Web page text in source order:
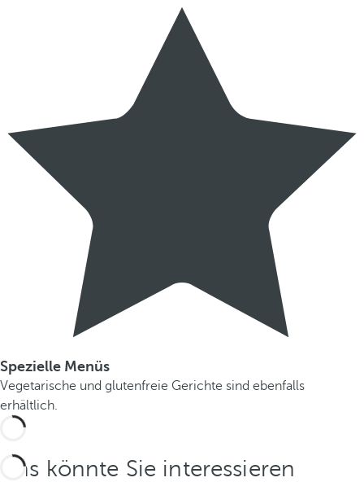
Spezielle Menüs
Vegetarische und glutenfreie Gerichte sind ebenfalls
erhältlich.
Das könnte Sie interessieren